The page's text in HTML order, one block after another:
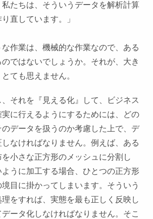
たちは、そういうデータを解析計算
直しています。」
作業は、機械的な作業なので、ある
ではないでしょうか。それが、大き
ても思えません。
、それを『見える化』して、ビジネス
実に行えるようにするためには、どの
データを扱うのか考慮した上で、デ
なければなりません。例えば、ある
小さな正方形のメッシュに分割し
うに加工する場合、ひとつの正方形
目に掛かってしまいます。そういう
をすれば、実態を最も正しく反映し
ータ化しなければなりません。そこ